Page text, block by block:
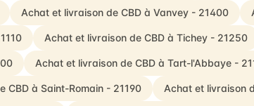
Achat et livraison de CBD à Vanvey - 21400
Achat et livraison de CBD à Tichey - 21250
Achat et livraison de CBD à Tart-l'Abbaye -
CBD à Saint-Romain - 21190 Achat et livraison